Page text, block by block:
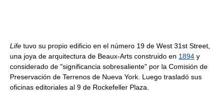
Life tuvo su propio edificio en el número 19 de West 31st Street,
una joya de arquitectura de Beaux-Arts construido en 1894 y
considerado de "significancia sobresaliente" por la Comisión de
Preservación de Terrenos de Nueva York. Luego trasladó sus
oficinas editoriales al 9 de Rockefeller Plaza.